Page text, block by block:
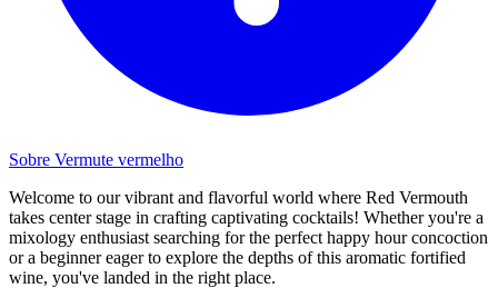
Sobre Vermute vermelho
Welcome to our vibrant and flavorful world where Red Vermouth
takes center stage in crafting captivating cocktails! Whether you're a
mixology enthusiast searching for the perfect happy hour concoction
or a beginner eager to explore the depths of this aromatic fortified
wine, you've landed in the right place.